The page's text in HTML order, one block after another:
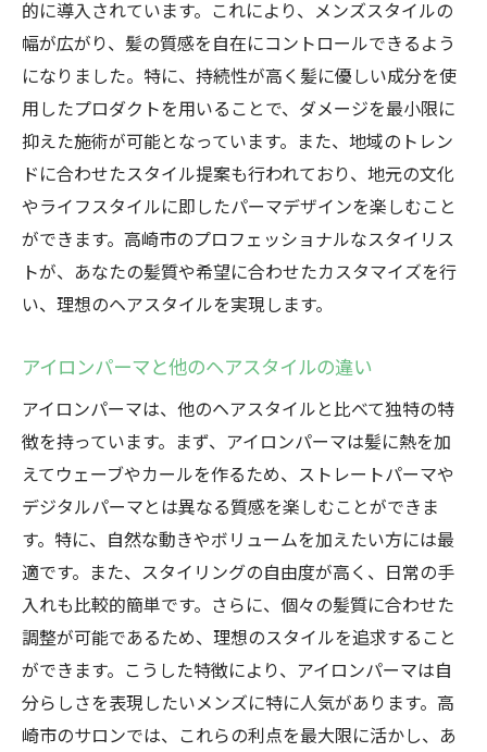
的に導入されています。これにより、メンズスタイルの
幅が広がり、髪の質感を自在にコントロールできるよう
になりました。特に、持続性が高く髪に優しい成分を使
用したプロダクトを用いることで、ダメージを最小限に
抑えた施術が可能となっています。また、地域のトレン
ドに合わせたスタイル提案も行われており、地元の文化
やライフスタイルに即したパーマデザインを楽しむこと
ができます。高崎市のプロフェッショナルなスタイリス
トが、あなたの髪質や希望に合わせたカスタマイズを行
い、理想のヘアスタイルを実現します。
アイロンパーマと他のヘアスタイルの違い
アイロンパーマは、他のヘアスタイルと比べて独特の特
徴を持っています。まず、アイロンパーマは髪に熱を加
えてウェーブやカールを作るため、ストレートパーマや
デジタルパーマとは異なる質感を楽しむことができま
す。特に、自然な動きやボリュームを加えたい方には最
適です。また、スタイリングの自由度が高く、日常の手
入れも比較的簡単です。さらに、個々の髪質に合わせた
調整が可能であるため、理想のスタイルを追求すること
ができます。こうした特徴により、アイロンパーマは自
分らしさを表現したいメンズに特に人気があります。高
崎市のサロンでは、これらの利点を最大限に活かし、あ